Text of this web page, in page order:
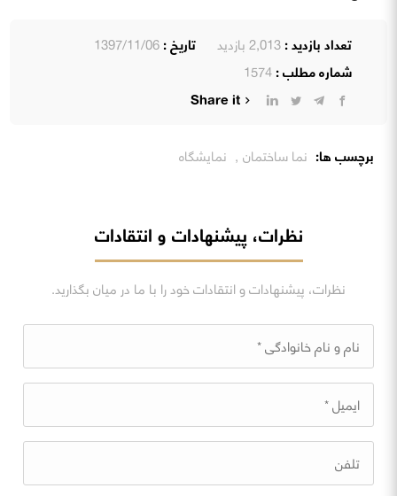
تعداد بازدید :2,013 بازدید تاریخ :1397/11/06
شماره مطلب :1574
Share it
برچسب ها: نما ساختمان, نمایشگاه
نظرات، پیشنهادات و انتقادات
نظرات، پیشنهادات و انتقادات خود را با ما در میان بگذارید.